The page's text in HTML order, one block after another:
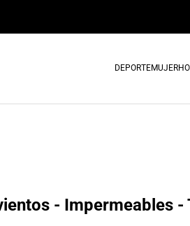
DEPORTEMUJER
- Impermeables -